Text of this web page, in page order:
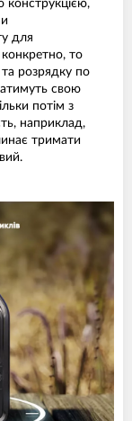
конструкцією,
для
то
розрядку по
свою
потім з
наприклад,
тримати